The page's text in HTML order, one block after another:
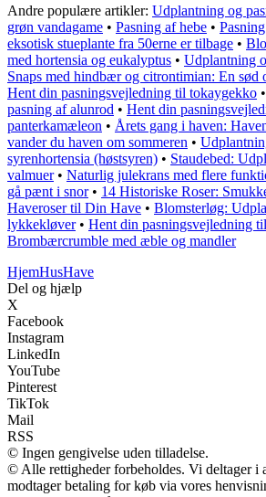
Andre populære artikler: Udplantning og
grøn vandagame • Pasning af hebe •
eksotisk stueplante fra 50erne er tilbage •
med hortensia og eukalyptus • Udplantning
Snaps med hindbær og citrontimian: En sød
Hent din pasningsvejledning til tokaygekko •
pasning af alunrod • Hent din
panterkamæleon • Årets gang i haven:
vander du haven om sommeren •
syrenhortensia (høstsyren) • Staudebed:
valmuer• Naturlig julekrans med flere
gå pænt i snor• 14 Historiske Roser:
Haveroser til Din Have • Blomsterløg:
lykkekløver• Hent din pasningsvejledning
Brombærcrumble med æble og mandler
HjemHusHave
Del og hjælp
X
Facebook
Instagram
LinkedIn
YouTube
Pinterest
TikTok
Mail
RSS
© Ingen gengivelse uden tilladelse.
© Alle rettigheder forbeholdes. Vi deltager i
modtager betaling for køb via vores